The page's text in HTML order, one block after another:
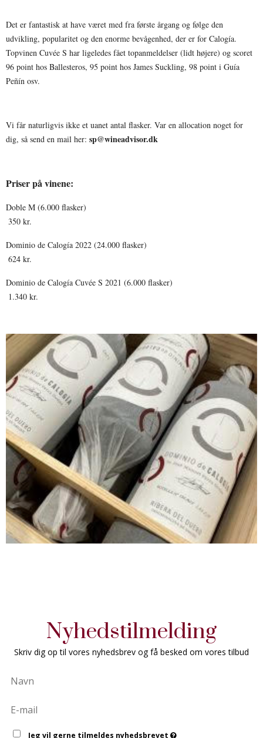
Det er fantastisk at have været med fra første årgang og følge den
udvikling, popularitet og den enorme bevågenhed, der er for Calogía.
Topvinen Cuvée S har ligeledes fået topanmeldelser (lidt højere) og scoret
96 point hos Ballesteros, 95 point hos James Suckling, 98 point i Guía
Peñín osv.
Vi får naturligvis ikke et uanet antal flasker. Var en allocation noget for
dig, så send en mail her: sp@wineadvisor.dk
Priser på vinene:
Doble M (6.000 flasker)
350 kr.
Dominio de Calogía 2022 (24.000 flasker)
624 kr.
Dominio de Calogía Cuvée S 2021 (6.000 flasker)
1.340 kr.
Nyhedstilmelding
Skriv dig op til vores nyhedsbrev og få besked om vores tilbud
Jeg vil gerne tilmeldes nyhedsbrevet